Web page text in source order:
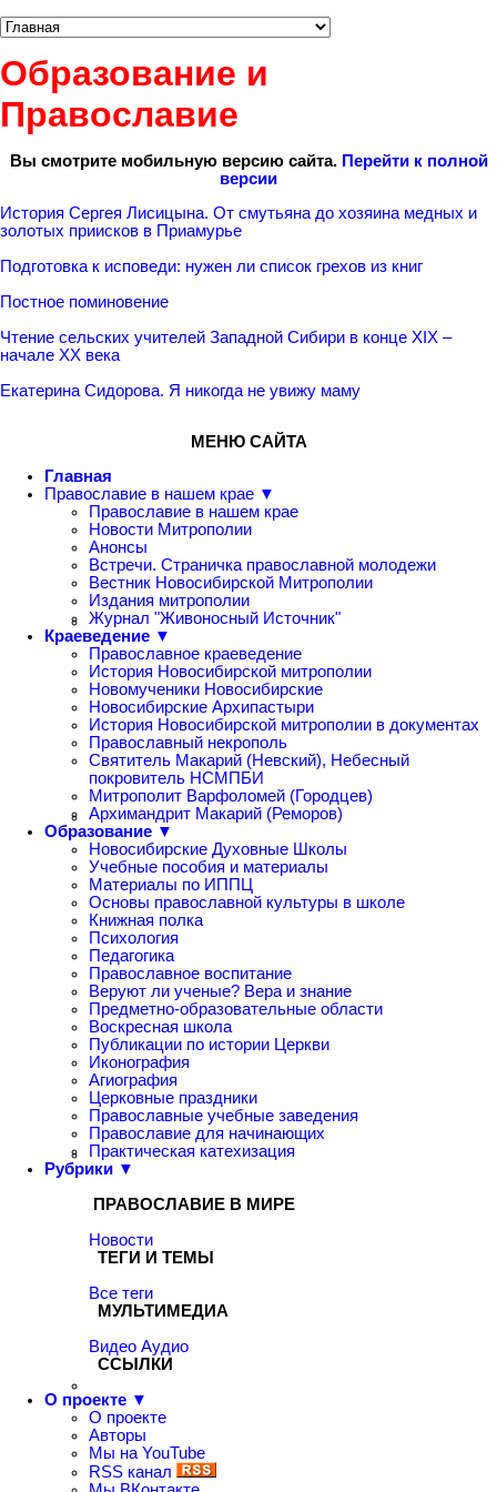
Образование и
Православие
Вы смотрите мобильную версию сайта. Перейти к полной
версии
История Сергея Лисицына. От смутьяна до хозяина медных и
золотых приисков в Приамурье
Подготовка к исповеди: нужен ли список грехов из книг
Постное поминовение
Чтение сельских учителей Западной Сибири в конце XIX –
начале XX века
Екатерина Сидорова. Я никогда не увижу маму
МЕНЮ САЙТА
Главная
Православие в нашем крае ▼
Православие в нашем крае
Новости Митрополии
Анонсы
Встречи. Страничка православной молодежи
Вестник Новосибирской Митрополии
Издания митрополии
Журнал "Живоносный Источник"
Краеведение ▼
Православное краеведение
История Новосибирской митрополии
Новомученики Новосибирские
Новосибирские Архипастыри
История Новосибирской митрополии в документах
Православный некрополь
Святитель Макарий (Невский), Небесный
покровитель НСМПБИ
Митрополит Варфоломей (Городцев)
Архимандрит Макарий (Реморов)
Образование ▼
Новосибирские Духовные Школы
Учебные пособия и материалы
Материалы по ИППЦ
Основы православной культуры в школе
Книжная полка
Психология
Педагогика
Православное воспитание
Веруют ли ученые? Вера и знание
Предметно-образовательные области
Воскресная школа
Публикации по истории Церкви
Иконография
Агиография
Церковные праздники
Православные учебные заведения
Православие для начинающих
Практическая катехизация
Рубрики ▼
ПРАВОСЛАВИЕ В МИРЕ
Новости
ТЕГИ И ТЕМЫ
Все теги
МУЛЬТИМЕДИА
Видео Аудио
ССЫЛКИ
О проекте ▼
О проекте
Авторы
Мы на YouTube
RSS канал